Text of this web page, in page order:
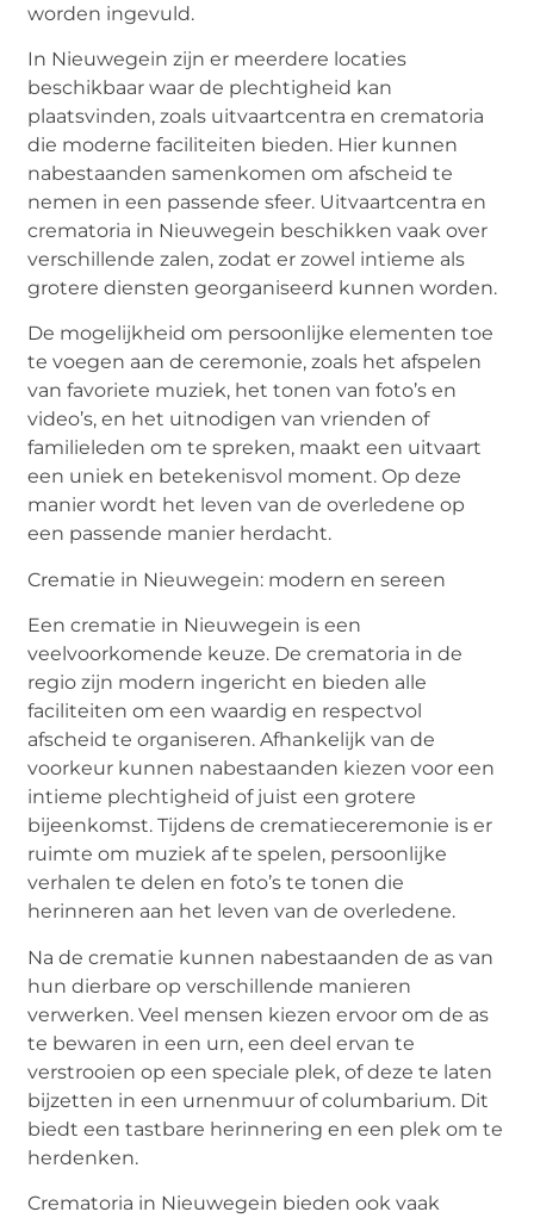
worden ingevuld.
In Nieuwegein zijn er meerdere locaties
beschikbaar waar de plechtigheid kan
plaatsvinden, zoals uitvaartcentra en crematoria
die moderne faciliteiten bieden. Hier kunnen
nabestaanden samenkomen om afscheid te
nemen in een passende sfeer. Uitvaartcentra en
crematoria in Nieuwegein beschikken vaak over
verschillende zalen, zodat er zowel intieme als
grotere diensten georganiseerd kunnen worden.
De mogelijkheid om persoonlijke elementen toe
te voegen aan de ceremonie, zoals het afspelen
van favoriete muziek, het tonen van foto’s en
video’s, en het uitnodigen van vrienden of
familieleden om te spreken, maakt een uitvaart
een uniek en betekenisvol moment. Op deze
manier wordt het leven van de overledene op
een passende manier herdacht.
Crematie in Nieuwegein: modern en sereen
Eencrematie in Nieuwegein is een
veelvoorkomende keuze. De crematoria in de
regio zijn modern ingericht en bieden alle
faciliteiten om een waardig en respectvol
afscheid te organiseren. Afhankelijk van de
voorkeur kunnen nabestaanden kiezen voor een
intieme plechtigheid of juist een grotere
bijeenkomst. Tijdens de crematieceremonie is er
ruimte om muziek af te spelen, persoonlijke
verhalen te delen en foto’s te tonen die
herinneren aan het leven van de overledene.
Na de crematie kunnen nabestaanden de as van
hun dierbare op verschillende manieren
verwerken. Veel mensen kiezen ervoor om de as
te bewaren in een urn, een deel ervan te
verstrooien op een speciale plek, of deze te laten
bijzetten in een urnenmuur of columbarium. Dit
biedt een tastbare herinnering en een plek om te
herdenken.
Crematoria in Nieuwegein bieden ook vaak